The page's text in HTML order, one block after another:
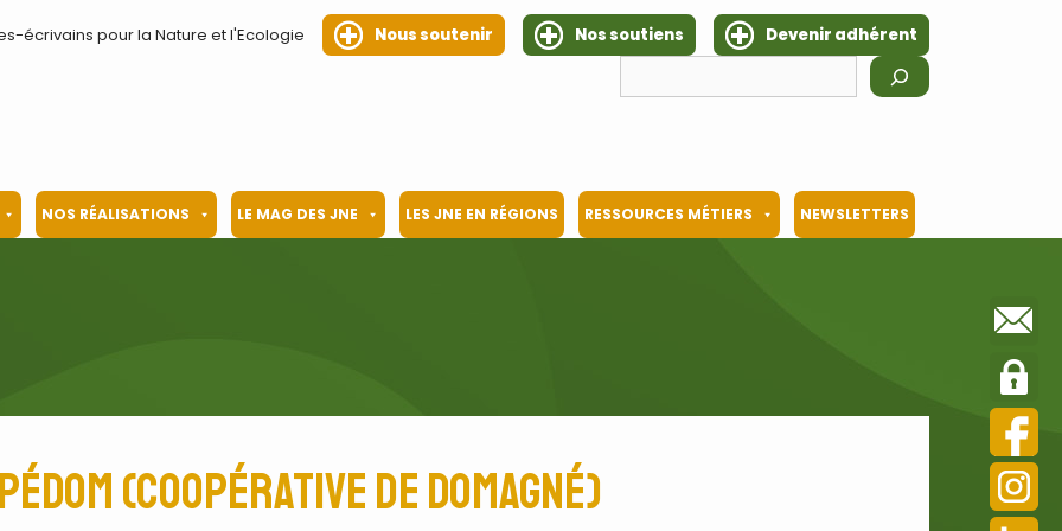
écrivains pour la Nature et l'Ecologie Nous soutenir Nos soutiens
Devenir adhérent
NOS RÉALISATIONS LE MAG DES JNE LES JNE EN RÉGIONS RESSOURCES MÉTIERS NEWSLETTERS
(Coopérative de Domagné)